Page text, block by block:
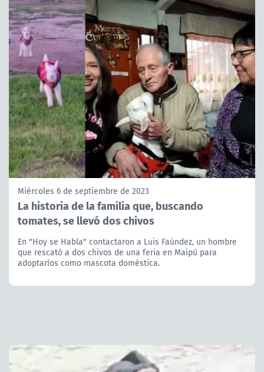
Miércoles 6 de septiembre de 2023
La historia de la familia que, buscando
tomates, se llevó dos chivos
En "Hoy se Habla" contactaron a Luis Faúndez, un hombre
que rescató a dos chivos de una feria en Maipú para
adoptarlos como mascota doméstica.